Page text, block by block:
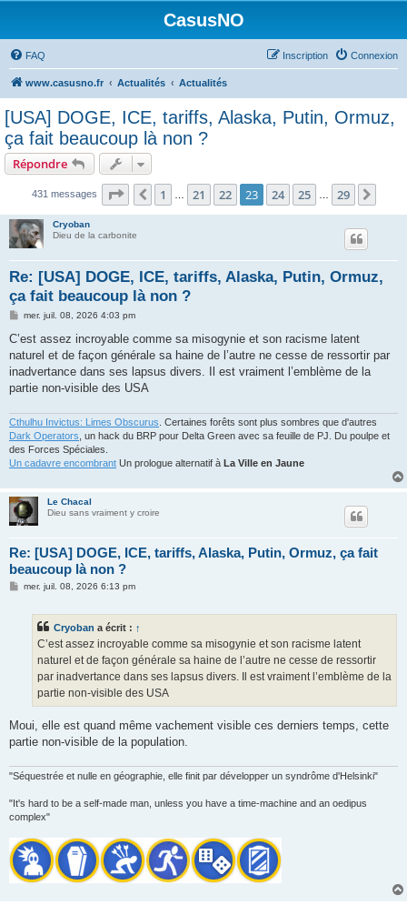
CasusNO
FAQ Connexion
Inscription
www.casusno.fr Actualités Actualités
[USA] DOGE, ICE, tariffs, Alaska, Putin, Ormuz,
ça fait beaucoup là non ?
Répondre
431 messages Page 23 sur 29
Précédent
1 21 22 23 24 25 29
Cryoban
Dieu de la carbonite
Re: [USA] DOGE, ICE, tariffs, Alaska, Putin, Ormuz,
ça fait beaucoup là non ?
M
s
a
g
mer. juil. 08, 2026 4:03 pm
C’est assez incroyable comme sa misogynie et son racisme latent
naturel et de façon générale sa haine de l’autre ne cesse de ressortir par
inadvertance dans ses lapsus divers. Il est vraiment l’emblème de la
partie non-visible des USA
Cthulhu Invictus: Limes Obscurus . Certaines forêts sont plus sombres que d'autres
Dark Operators , un hack du BRP pour Delta Green avec sa feuille de PJ. Du poulpe et
des Forces Spéciales.
Un cadavre encombrant Un prologue alternatif à La Ville en Jaune
Le Chacal
Dieu sans vraiment y croire
Re: [USA] DOGE, ICE, tariffs, Alaska, Putin, Ormuz, ça fait
beaucoup là non ?
Mmer. juil. 08, 2026 6:13 pm
Cryoban a écrit : ↑
C’est assez incroyable comme sa misogynie et son racisme latent
naturel et de façon générale sa haine de l’autre ne cesse de ressortir
par inadvertance dans ses lapsus divers. Il est vraiment l’emblème de la
partie non-visible des USA
Moui, elle est quand même vachement visible ces derniers temps, cette
partie non-visible de la population.
"Séquestrée et nulle en géographie, elle finit par développer un syndrôme d'Helsinki"
"It's hard to be a self-made man, unless you have a time-machine and an oedipus
complex"